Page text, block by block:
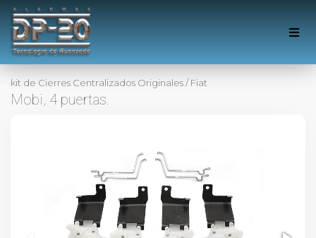
kit de Cierres Centralizados Originales/Fiat
Mobi, 4 puertas.